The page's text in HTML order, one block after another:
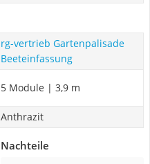
rg-vertrieb Gartenpalisade
Beeteinfassung
5 Module | 3,9 m
Anthrazit
Nachteile